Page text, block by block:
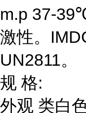
m.p 37-
激性。
UN2811。
规 格:
外观 类白